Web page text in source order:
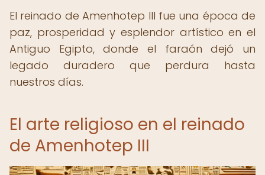
El reinado de Amenhotep III fue una época de
paz, prosperidad y esplendor artístico en el
Antiguo Egipto, donde el faraón dejó un
legado duradero que perdura hasta
nuestros días.
El arte religioso en el reinado
de Amenhotep III